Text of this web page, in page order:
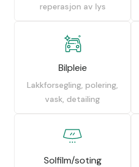
reperasjon av lys
Bilpleie
Lakkforsegling, polering,
vask, detailing
Solfilm/soting